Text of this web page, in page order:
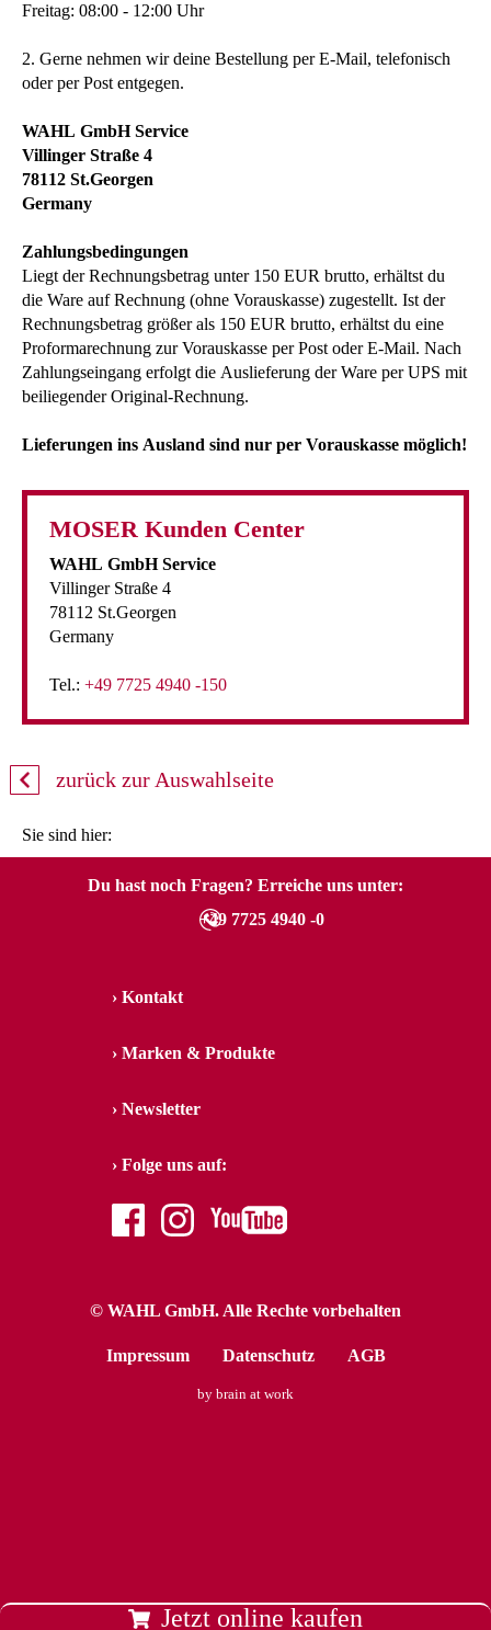
Freitag: 08:00 - 12:00 Uhr
2. Gerne nehmen wir deine Bestellung per E-Mail, telefonisch
oder per Post entgegen.
WAHL GmbH Service
Villinger Straße 4
78112 St.Georgen
Germany
Zahlungsbedingungen
Liegt der Rechnungsbetrag unter 150 EUR brutto, erhältst du
die Ware auf Rechnung (ohne Vorauskasse) zugestellt. Ist der
Rechnungsbetrag größer als 150 EUR brutto, erhältst du eine
Proformarechnung zur Vorauskasse per Post oder E-Mail. Nach
Zahlungseingang erfolgt die Auslieferung der Ware per UPS mit
beiliegender Original-Rechnung.
Lieferungen ins Ausland sind nur per Vorauskasse möglich!
MOSER Kunden Center
WAHL GmbH Service
Villinger Straße 4
78112 St.Georgen
Germany
Tel.: +49 7725 4940 -150
zurück zur Auswahlseite
Sie sind hier:
Jetzt online kaufen
Du hast noch Fragen? Erreiche uns unter:
+49 7725 4940 -0
Kontakt
Marken & Produkte
Newsletter
Folge uns auf:
facebookinstagramyoutube
© WAHL GmbH. Alle Rechte vorbehalten
Impressum Datenschutz AGB
by brain at work